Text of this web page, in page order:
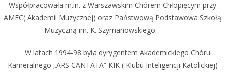
Współpracowała m.in. z Warszawskim Chórem Chłopięcym przy
AMFC( Akademii Muzycznej) oraz Państwową Podstawowa Szkołą
Muzyczną im. K. Szymanowskiego.
W latach 1994-98 była dyrygentem Akademickiego Chóru
Kameralnego „ARS CANTATA” KIK ( Klubu Inteligencji Katolickiej)